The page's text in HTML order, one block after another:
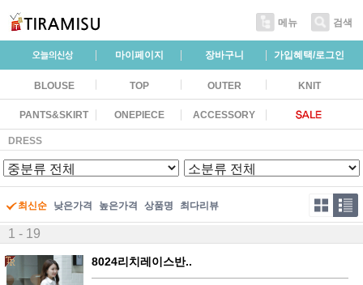
메뉴 검색
마이페이지 장바구니 가입혜택/로그인
BLOUSE TOP OUTER KNIT
PANTS&SKIRT ONEPIECE ACCESSORY
DRESS
최신순 낮은가격 높은가격 상품명 최다리뷰
1 - 19
8024리치레이스반..